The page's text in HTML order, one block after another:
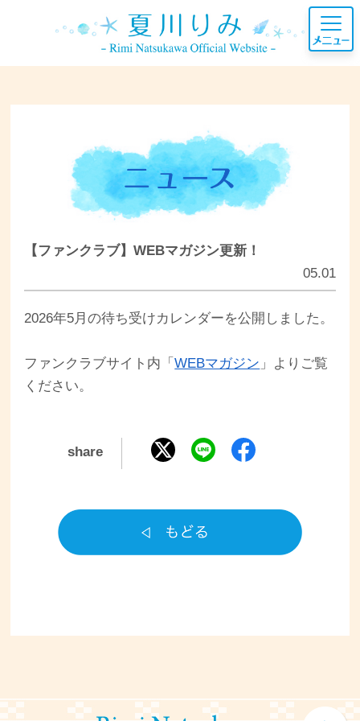
【ファンクラブ】WEBマガジン更新！
05.01
2026年5月の待ち受けカレンダーを公開しました。
ファンクラブサイト内「WEBマガジン 」よりご覧
ください。
share